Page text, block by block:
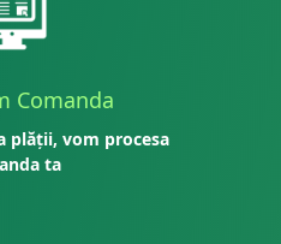
Comanda
plății, vom procesa
ta